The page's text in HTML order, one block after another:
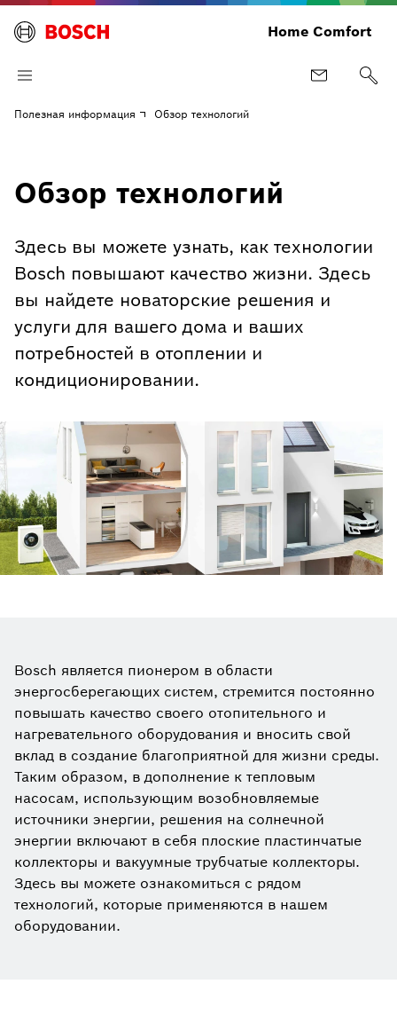
Home Comfort
Полезная информация Обзор технологий
Обзор технологий
Здесь вы можете узнать, как технологии
Bosch повышают качество жизни. Здесь
вы найдете новаторские решения и
услуги для вашего дома и ваших
потребностей в отоплении и
кондиционировании.
Bosch является пионером в области
энергосберегающих систем, стремится постоянно
повышать качество своего отопительного и
нагревательного оборудования и вносить свой
вклад в создание благоприятной для жизни среды.
Таким образом, в дополнение к тепловым
насосам, использующим возобновляемые
источники энергии, решения на солнечной
энергии включают в себя плоские пластинчатые
коллекторы и вакуумные трубчатые коллекторы.
Здесь вы можете ознакомиться с рядом
технологий, которые применяются в нашем
оборудовании.